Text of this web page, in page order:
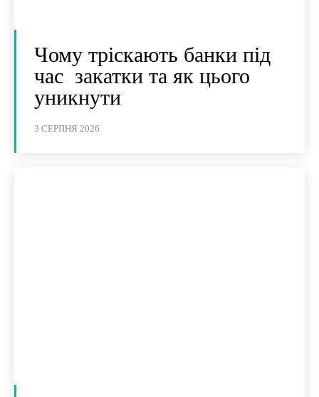
Чому тріскають банки під
час закатки та як цього
уникнути
3 СЕРПНЯ 2026